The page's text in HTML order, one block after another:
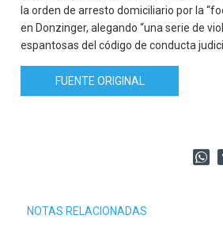
la orden de arresto domiciliario por la
en Donzinger, alegando “una serie de
espantosas del código de conducta
FUENTE ORIGINAL
NOTAS RELACIONADAS